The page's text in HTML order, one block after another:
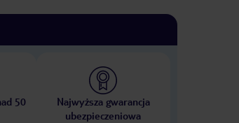
50
Najwyższa gwarancja
ubezpieczeniowa